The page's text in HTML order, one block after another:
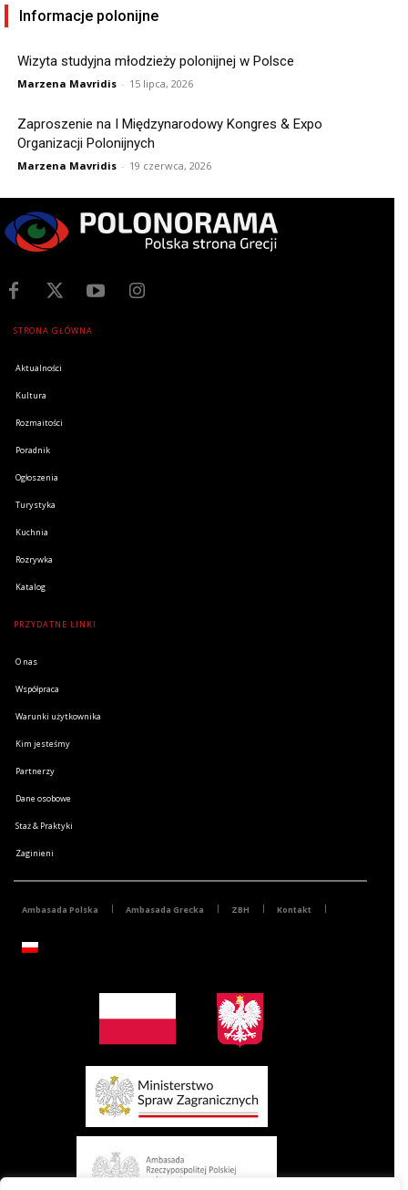
Informacje polonijne
Wizyta studyjna młodzieży polonijnej w Polsce
Marzena Mavridis - 15 lipca, 2026
Zaproszenie na I Międzynarodowy Kongres & Expo
Organizacji Polonijnych
Marzena Mavridis - 19 czerwca, 2026
STRONA GŁÓWNA
Aktualności
Kultura
Rozmaitości
Poradnik
Ogłoszenia
Turystyka
Kuchnia
Rozrywka
Katalog
PRZYDATNE LINKI
O nas
Współpraca
Warunki użytkownika
Kim jesteśmy
Partnerzy
Dane osobowe
Staż & Praktyki
Zaginieni
Ambasada Polska Ambasada Grecka ZBH Kontakt